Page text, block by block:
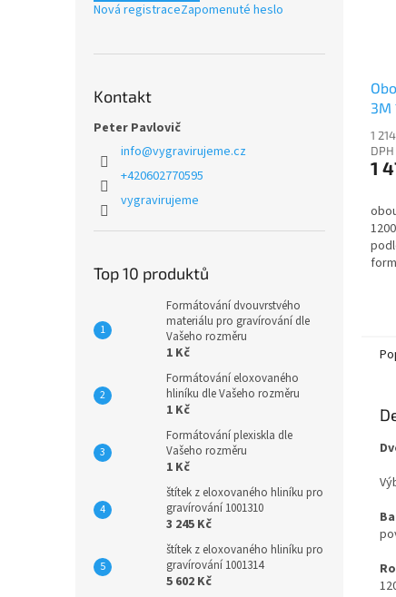
Nová registraceZapomenuté heslo
Kontakt
Peter Pavlovič
info@vygravirujeme.cz
+420602770595
vygravirujeme
Top 10 produktů
Formátování dvouvrstvého
materiálu pro gravírování dle
Vašeho rozměru
1 Kč
Formátování eloxovaného
hliníku dle Vašeho rozměru
1 Kč
Formátování plexiskla dle
Vašeho rozměru
1 Kč
štítek z eloxovaného hliníku pro
gravírování 1001310
3 245 Kč
štítek z eloxovaného hliníku pro
gravírování 1001314
5 602 Kč
3M
1
DPH
1